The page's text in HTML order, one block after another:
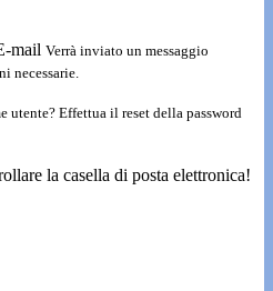
mail Verrà inviato un messaggio
necessarie.
utente? Effettua il reset della password
la casella di posta elettronica!